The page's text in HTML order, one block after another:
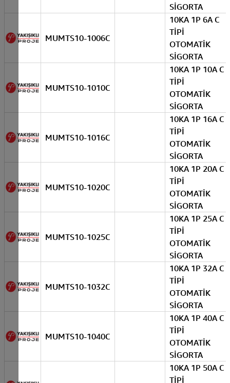
SİGORTA
MUMTS10-1006C
10KA 1P 6A C
TİPİ
OTOMATİK
SİGORTA
MUMTS10-1010C
10KA 1P 10A C
TİPİ
OTOMATİK
SİGORTA
MUMTS10-1016C
10KA 1P 16A C
TİPİ
OTOMATİK
SİGORTA
MUMTS10-1020C
10KA 1P 20A C
TİPİ
OTOMATİK
SİGORTA
MUMTS10-1025C
10KA 1P 25A C
TİPİ
OTOMATİK
SİGORTA
MUMTS10-1032C
10KA 1P 32A C
TİPİ
OTOMATİK
SİGORTA
MUMTS10-1040C
10KA 1P 40A C
TİPİ
OTOMATİK
SİGORTA
10KA 1P 50A C
TİPİ